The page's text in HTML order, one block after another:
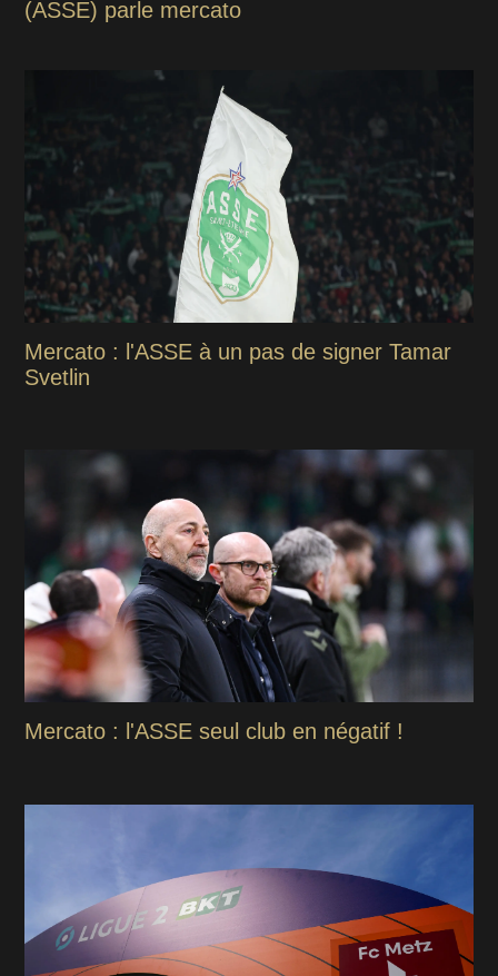
(ASSE) parle mercato
Mercato : l'ASSE à un pas de signer Tamar
Svetlin
Mercato : l'ASSE seul club en négatif !